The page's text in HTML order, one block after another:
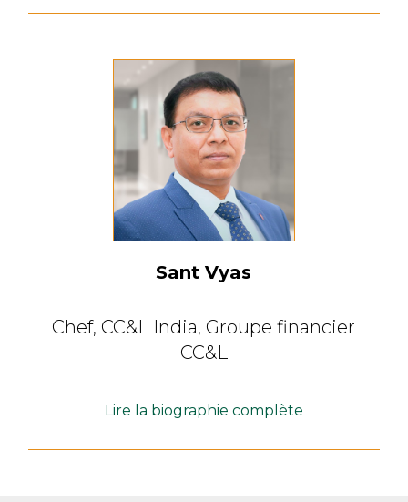
Sant Vyas
Chef, CC&L India, Groupe financier
CC&L
Lire la biographie complète